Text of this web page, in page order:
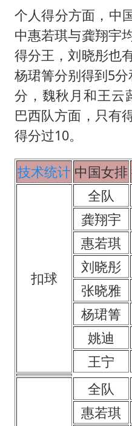
个人得分方面，中
中惠若琪与龚翔宇
得分王，刘晓彤也
杨珺箐分别得到5
分，魏秋月和王云
巴西队方面，只有
得分过10。
技术统计 中国女排
扣球
全队
龚翔宇
惠若琪
刘晓彤
张晓雅
杨珺箐
姚迪
王宁
全队
惠若琪